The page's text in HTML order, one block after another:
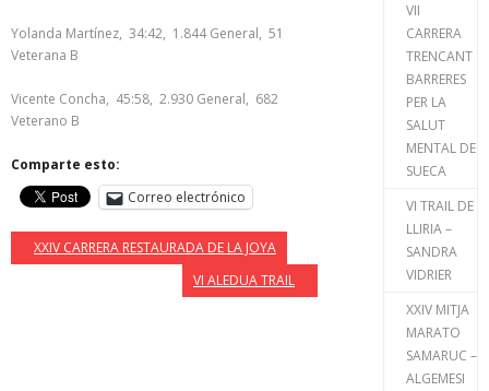
Yolanda Martínez, 34:42, 1.844 General, 51
Veterana B
Vicente Concha, 45:58, 2.930 General, 682
Veterano B
Comparte esto:
Correo electrónico
XXIV CARRERA RESTAURADA DE LA JOYA
VI ALEDUA TRAIL
VII
CARRERA
TRENCANT
BARRERES
PER LA
SALUT
MENTAL DE
SUECA
VI TRAIL DE
LLIRIA –
SANDRA
VIDRIER
XXIV MITJA
MARATO
SAMARUC –
ALGEMESI